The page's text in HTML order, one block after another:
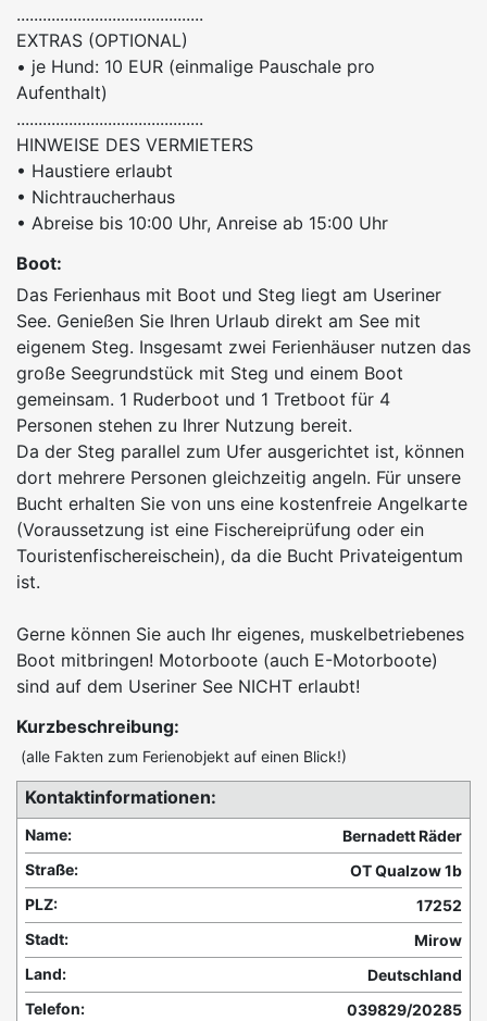
...........................................
EXTRAS (OPTIONAL)
• je Hund: 10 EUR (einmalige Pauschale pro
Aufenthalt)
...........................................
HINWEISE DES VERMIETERS
• Haustiere erlaubt
• Nichtraucherhaus
• Abreise bis 10:00 Uhr, Anreise ab 15:00 Uhr
Boot:
Das Ferienhaus mit Boot und Steg liegt am Useriner
See. Genießen Sie Ihren Urlaub direkt am See mit
eigenem Steg. Insgesamt zwei Ferienhäuser nutzen das
große Seegrundstück mit Steg und einem Boot
gemeinsam. 1 Ruderboot und 1 Tretboot für 4
Personen stehen zu Ihrer Nutzung bereit.
Da der Steg parallel zum Ufer ausgerichtet ist, können
dort mehrere Personen gleichzeitig angeln. Für unsere
Bucht erhalten Sie von uns eine kostenfreie Angelkarte
(Voraussetzung ist eine Fischereiprüfung oder ein
Touristenfischereischein), da die Bucht Privateigentum
ist.
Gerne können Sie auch Ihr eigenes, muskelbetriebenes
Boot mitbringen! Motorboote (auch E-Motorboote)
sind auf dem Useriner See NICHT erlaubt!
Kurzbeschreibung:
(alle Fakten zum Ferienobjekt auf einen Blick!)
Kontaktinformationen:
Name:
Bernadett Räder
Straße:
OT Qualzow 1b
PLZ:
17252
Stadt:
Mirow
Land:
Deutschland
Telefon:
039829/20285